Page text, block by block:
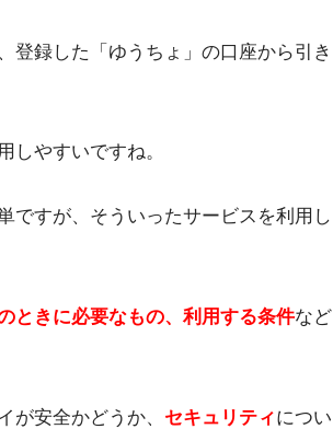
登録した「ゆうちょ」の口座から引き
しやすいですね。
ですが、そういったサービスを利用し
ときに必要なもの、利用する条件など
が安全かどうか、 セキュリティについ